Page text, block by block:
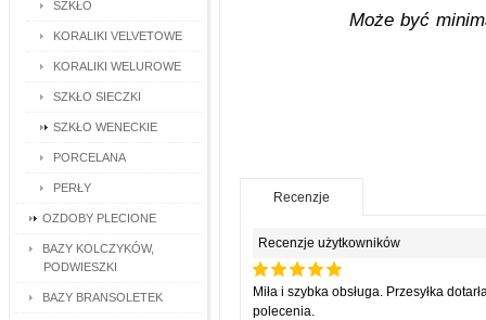
SZKŁO
KORALIKI VELVETOWE
KORALIKI WELUROWE
SZKŁO SIECZKI
SZKŁO WENECKIE
PORCELANA
PERŁY
OZDOBY PLECIONE
BAZY KOLCZYKÓW,
PODWIESZKI
BAZY BRANSOLETEK
Może być
Recenzje
Recenzje użytkowników
Miła i szybka obsługa. Przesyłka
polecenia.